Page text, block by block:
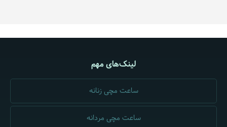
لینک‌های مهم
ساعت مچی زنانه
ساعت مچی مردانه